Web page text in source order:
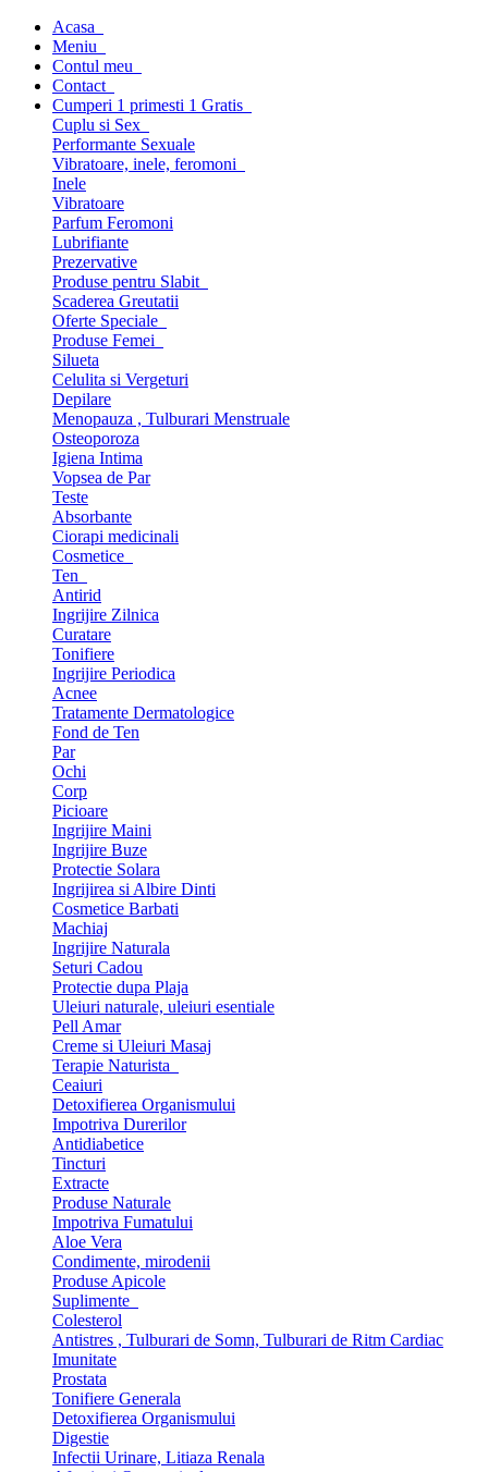
Acasa
Meniu
Contul meu
Contact
Cumperi 1 primesti 1 Gratis
Cuplu si Sex
Performante Sexuale
Vibratoare, inele, feromoni
Inele
Vibratoare
Parfum Feromoni
Lubrifiante
Prezervative
Produse pentru Slabit
Scaderea Greutatii
Oferte Speciale
Produse Femei
Silueta
Celulita si Vergeturi
Depilare
Menopauza , Tulburari Menstruale
Osteoporoza
Igiena Intima
Vopsea de Par
Teste
Absorbante
Ciorapi medicinali
Cosmetice
Ten
Antirid
Ingrijire Zilnica
Curatare
Tonifiere
Ingrijire Periodica
Acnee
Tratamente Dermatologice
Fond de Ten
Par
Ochi
Corp
Picioare
Ingrijire Maini
Ingrijire Buze
Protectie Solara
Ingrijirea si Albire Dinti
Cosmetice Barbati
Machiaj
Ingrijire Naturala
Seturi Cadou
Protectie dupa Plaja
Uleiuri naturale, uleiuri esentiale
Pell Amar
Creme si Uleiuri Masaj
Terapie Naturista
Ceaiuri
Detoxifierea Organismului
Impotriva Durerilor
Antidiabetice
Tincturi
Extracte
Produse Naturale
Impotriva Fumatului
Aloe Vera
Condimente, mirodenii
Produse Apicole
Suplimente
Colesterol
Antistres , Tulburari de Somn, Tulburari de Ritm Cardiac
Imunitate
Prostata
Tonifiere Generala
Detoxifierea Organismului
Digestie
Infectii Urinare, Litiaza Renala